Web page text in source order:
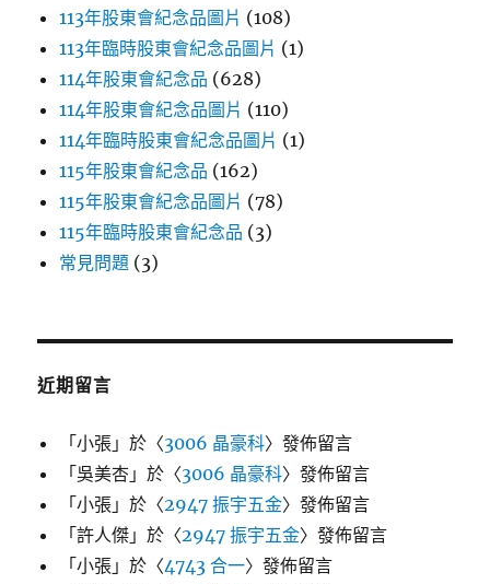
113年股東會紀念品圖片 (108)
113年臨時股東會紀念品圖片 (1)
114年股東會紀念品 (628)
114年股東會紀念品圖片 (110)
114年臨時股東會紀念品圖片 (1)
115年股東會紀念品 (162)
115年股東會紀念品圖片 (78)
115年臨時股東會紀念品 (3)
常見問題 (3)
近期留言
「小張 」於〈3006 晶豪科〉發佈留言
「吳美杏 」於〈3006 晶豪科〉發佈留言
「小張 」於〈2947 振宇五金〉發佈留言
「許人傑 」於〈2947 振宇五金〉發佈留言
「小張 」於〈4743 合一〉發佈留言